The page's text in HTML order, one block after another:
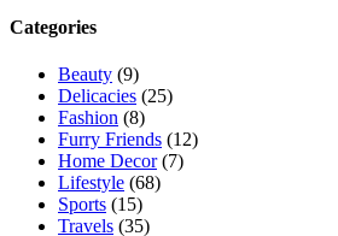
Categories
Beauty (9)
Delicacies (25)
Fashion (8)
Furry Friends (12)
Home Decor(7)
Lifestyle (68)
Sports (15)
Travels (35)